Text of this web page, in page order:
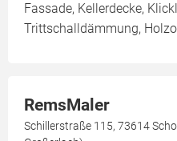
Fassade, Kellerdecke,
Trittschalldämmung,
RemsMaler
Schillerstraße 115, 73614